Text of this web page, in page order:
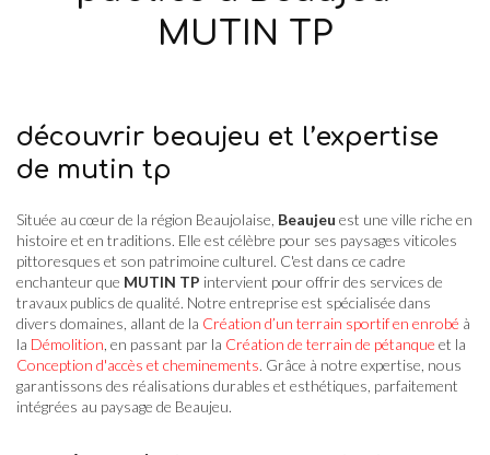
MUTIN TP
découvrir beaujeu et l’expertise
de mutin tp
Située au cœur de la région Beaujolaise, Beaujeu est une ville riche en
histoire et en traditions. Elle est célèbre pour ses paysages viticoles
pittoresques et son patrimoine culturel. C'est dans ce cadre
enchanteur que MUTIN TP intervient pour offrir des services de
travaux publics de qualité. Notre entreprise est spécialisée dans
divers domaines, allant de la Création d’un terrain sportif en enrobé à
la Démolition , en passant par la Création de terrain de pétanque et la
Conception d'accès et cheminements. Grâce à notre expertise, nous
garantissons des réalisations durables et esthétiques, parfaitement
intégrées au paysage de Beaujeu.